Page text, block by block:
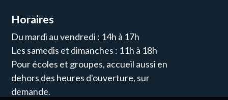
Horaires
Du mardi au vendredi : 14h à 17h
Les samedis et dimanches : 11h à 18h
Pour écoles et groupes, accueil aussi en
dehors des heures d'ouverture, sur
demande.